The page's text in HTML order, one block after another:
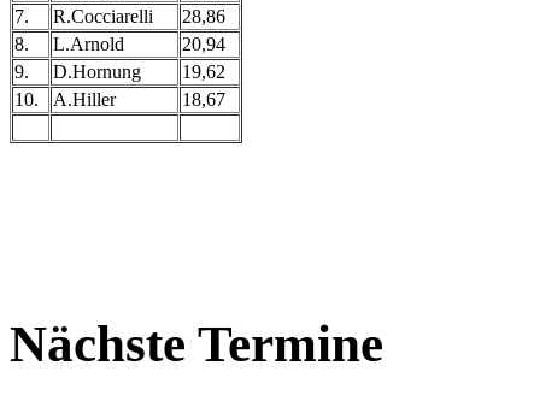
7.
R.Cocciarelli
28,86
8.
L.Arnold
20,94
9.
D.Hornung
19,62
10.
A.Hiller 18,67
Nächste Termine